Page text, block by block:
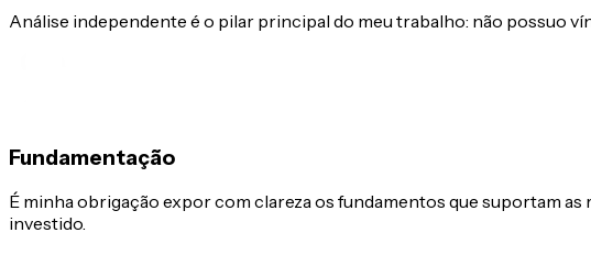
Análise independente é o pilar principal do meu trabalho: não possuo
Fundamentação
É minha obrigação expor com clareza os fundamentos que suportam
investido.